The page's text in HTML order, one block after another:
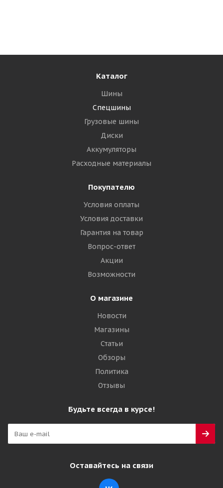
39 960₽
Подробнее
TopTrust 17,5-25 20PR B E-3/L-3 TL КИТАЙ
Подробнее
Armour 17,5-25 16PR L-2/E-2 TL КИТАЙ
Много
Каталог
Шины
Спецшины
Грузовые шины
Диски
Аккумуляторы
Расходные материалы
Покупателю
Условия оплаты
Условия доставки
Гарантия на товар
Вопрос-ответ
Акции
Возможности
О магазине
Новости
Магазины
Статьи
Обзоры
Политика
Отзывы
Будьте всегда в курсе!
Оставайтесь на связи